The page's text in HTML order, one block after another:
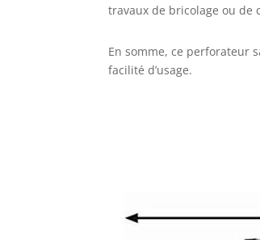
travaux de bricolage ou de
En somme, ce perforateur
facilité d’usage.